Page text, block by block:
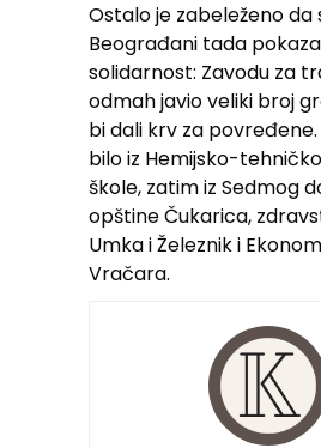
Ostalo je zabeleženo da
Beograđani tada
solidarnost: Zavodu za
odmah javio veliki broj
bi dali krv za povređene.
bilo iz Hemijsko-
škole, zatim iz Sedmog
opštine Čukarica,
Umka i Železnik i
Vračara.